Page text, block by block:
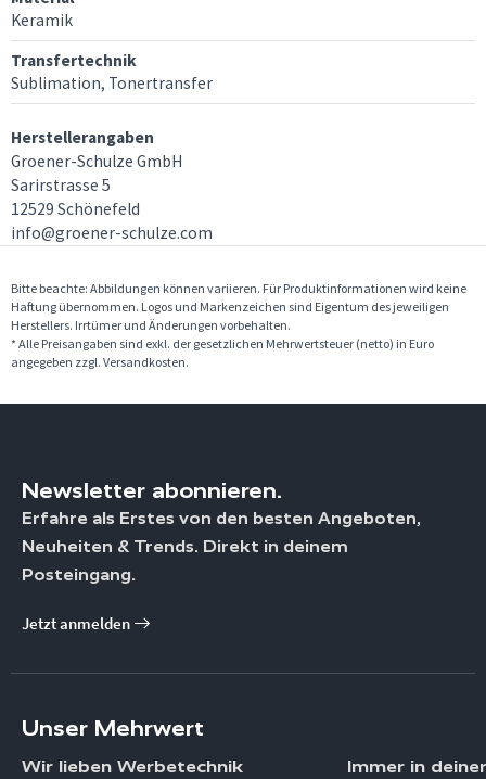
Transferpresse möglicherweise anpassen musst. Die angegebenen
Transferpressen, wie beispielsweise der Schulze Mug 1 Press, Mug 4 Press, Swing
Press oder der Mug Oven Box entstanden sind. Vorversuche sind unbedingt
erforderlich. Irrtümer vorbehalten.
Keramik
Transfertechnik
Sublimation, Tonertransfer
Herstellerangaben
Groener-Schulze GmbH
Sarirstrasse 5
12529 Schönefeld
info@groener-schulze.com
Bitte beachte: Abbildungen können variieren. Für Produktinformationen wird keine
Haftung übernommen. Logos und Markenzeichen sind Eigentum des jeweiligen
Herstellers. Irrtümer und Änderungen vorbehalten.
* Alle Preisangaben sind exkl. der gesetzlichen Mehrwertsteuer (netto) in Euro
angegeben zzgl. Versandkosten.
Newsletter abonnieren.
Erfahre als Erstes von den besten Angeboten,
Neuheiten & Trends. Direkt in deinem
Posteingang.
Jetzt anmelden
Unser Mehrwert
Wir lieben Werbetechnik
Immer in